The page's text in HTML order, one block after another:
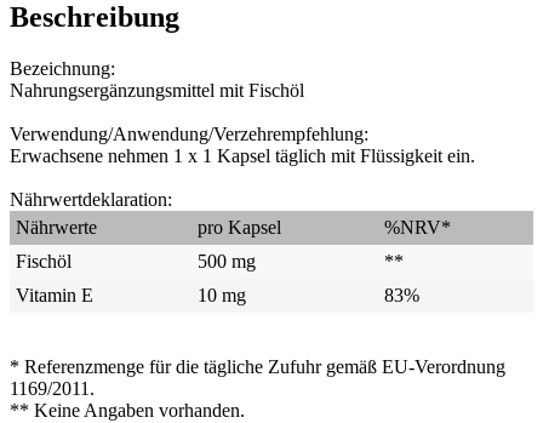
Beschreibung
Bezeichnung:
Nahrungsergänzungsmittel mit Fischöl
Verwendung/Anwendung/Verzehrempfehlung:
Erwachsene nehmen 1 x 1 Kapsel täglich mit Flüssigkeit ein.
Nährwertdeklaration:
Nährwerte
pro Kapsel
%NRV*
Fischöl
500 mg
**
Vitamin E
10 mg 83%
* Referenzmenge für die tägliche Zufuhr gemäß EU-Verordnung
1169/2011.
** Keine Angaben vorhanden.